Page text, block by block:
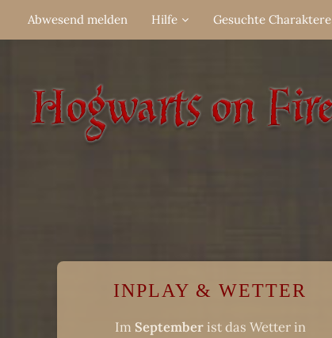
Abwesend melden Hilfe Gesuchte Charaktere
INPLAY & WETTER
Im Septemberist das Wetter in